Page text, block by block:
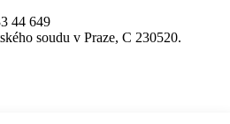
44 649
soudu v Praze, C 230520.